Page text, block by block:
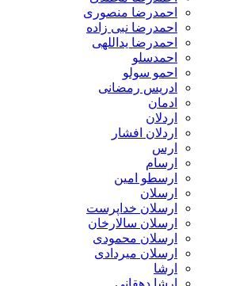
احمدرضا منصوری
احمدرضا نبی زاده
احمدرضا یداللهی
احمدسلو
احمو سولو
ادریس رمضانی
ادمان
اردلان
اردلان افشار
ارس
ارسام
ارسطو امین
ارسلان
ارسلان خداپرست
ارسلان سالارخان
ارسلان محمودی
ارسلان میردادی
ارشا